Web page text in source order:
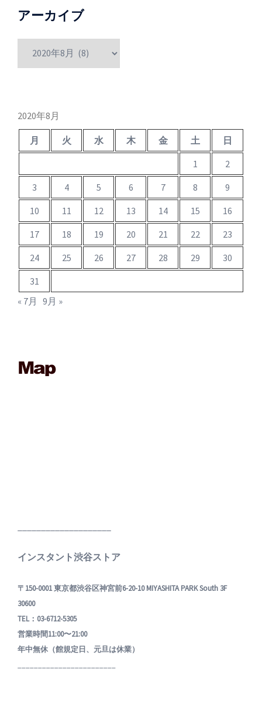
アーカイブ
2020年8月
月 火 水 木 金 土
日
1
2
3
4 5 6 7 8
9
10
11 12 13 14 15
16
17
18 19 20 21 22
23
24
25 26 27 28 29
30
31
« 7月 9月 »
インスタント渋谷ストア
〒150-0001 東京都渋谷区神宮前6-20-10 MIYASHITA PARK South 3F
30600
TEL：03-6712-5305
営業時間11:00〜21:00
年中無休（館規定日、元旦は休業）